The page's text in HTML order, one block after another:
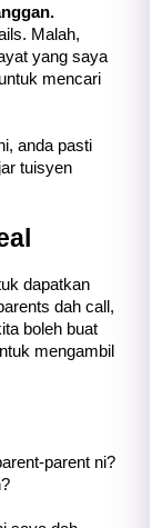
Malah,
yang saya
mencari
anda pasti
tuisyen
dapatkan
dah call,
boleh buat
mengambil
parent ni?